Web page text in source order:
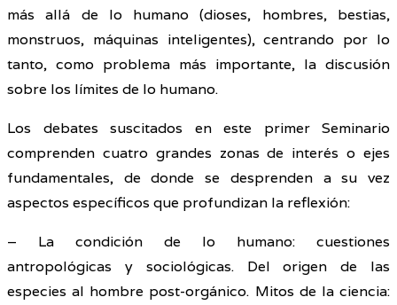
más allá de lo humano (dioses, hombres, bestias,
monstruos, máquinas inteligentes), centrando por lo
tanto, como problema más importante, la discusión
sobre los límites de lo humano.
Los debates suscitados en este primer Seminario
comprenden cuatro grandes zonas de interés o ejes
fundamentales, de donde se desprenden a su vez
aspectos específicos que profundizan la reflexión:
– La condición de lo humano: cuestiones
antropológicas y sociológicas. Del origen de las
especies al hombre post-orgánico. Mitos de la ciencia: